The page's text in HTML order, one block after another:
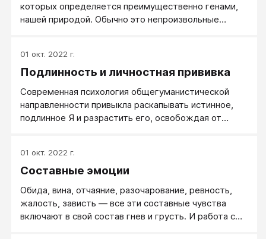
которых определяется преимущественно генами,
нашей природой. Обычно это непроизвольные
стабильно в силу природной стабильности.
01 окт. 2022 г.
Подлинность и личностная прививка
Современная психология общегуманистической
направленности привыкла раскапывать истинное,
подлинное Я и разрастить его, освобождая от
собой, принимает в себе глубоко внутренние и
подлинные чувства, к нему приходит гармония,
01 окт. 2022 г.
Составные эмоции
Обида, вина, отчаяние, разочарование, ревность,
жалость, зависть — все эти составные чувства
включают в свой состав гнев и грусть. И работа с